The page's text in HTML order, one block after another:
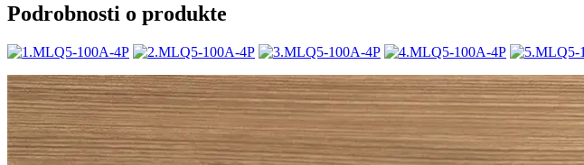
Podrobnosti o produkte